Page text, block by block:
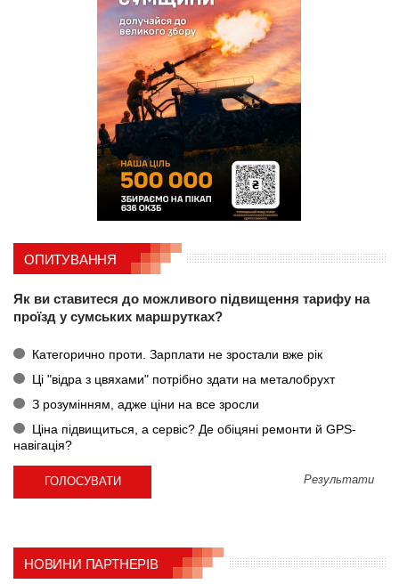
ОПИТУВАННЯ
Як ви ставитеся до можливого підвищення тарифу на
проїзд у сумських маршрутках?
Категорично проти. Зарплати не зростали вже рік
Ці "відра з цвяхами" потрібно здати на металобрухт
З розумінням, адже ціни на все зросли
Ціна підвищиться, а сервіс? Де обіцяні ремонти й GPS-
навігація?
Результати
НОВИНИ ПАРТНЕРІВ